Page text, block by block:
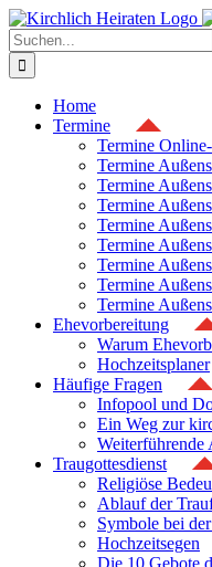
Zum
Inhalt
springen
Suche
nach:
Home
Termine
Termine
Termine
Termine
Termine
Termine
Termine
Termine
Termine
Termine
Ehevorbereitung
Warum
Hochzeitsplaner
Häufige Fragen
Infopool und
Ein Weg zur
Weiterführende
Traugottesdienst
Religiöse
Ablauf der
Symbole bei
Hochzeitsegen
Die 10 Gebote